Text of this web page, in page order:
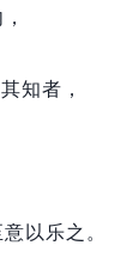
知者，
以乐之。